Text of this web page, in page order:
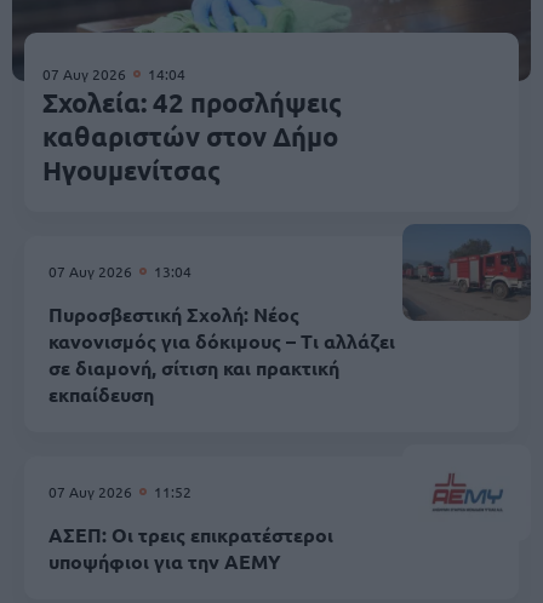
07 Αυγ 2026 14:04
Σχολεία: 42 προσλήψεις
καθαριστών στον Δήμο
Ηγουμενίτσας
07 Αυγ 2026 13:04
Πυροσβεστική Σχολή: Νέος
κανονισμός για δόκιμους – Τι αλλάζει
σε διαμονή, σίτιση και πρακτική
εκπαίδευση
07 Αυγ 2026 11:52
ΑΣΕΠ: Οι τρεις επικρατέστεροι
υποψήφιοι για την ΑΕΜΥ